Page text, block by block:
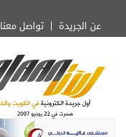
تواصل معنا عن الجريدة